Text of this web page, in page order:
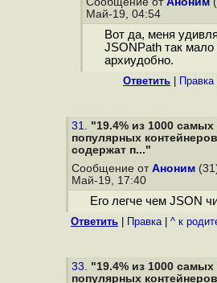
Май-19, 04:54
Вот да, меня
JSONPath так
архиудобно.
Ответить Правка|
31. "19.4% из 1000 самых
популярных
содержат п..."
Сообщение от Аноним
Май-19, 17:40
Его легче чем JSON
Ответить Правка| ^ к
33. "19.4% из 1000 самых
популярных